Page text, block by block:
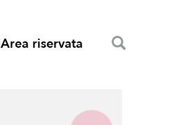
Area riservata